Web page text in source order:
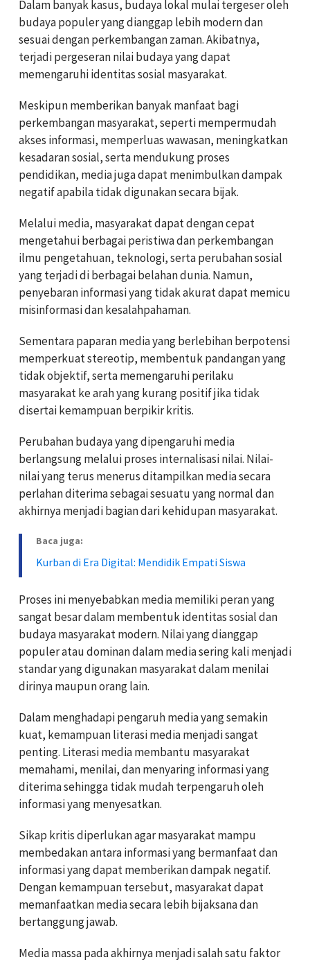
Dalam banyak kasus, budaya lokal mulai tergeser oleh
budaya populer yang dianggap lebih modern dan
sesuai dengan perkembangan zaman. Akibatnya,
terjadi pergeseran nilai budaya yang dapat
memengaruhi identitas sosial masyarakat.
Meskipun memberikan banyak manfaat bagi
perkembangan masyarakat, seperti mempermudah
akses informasi, memperluas wawasan, meningkatkan
kesadaran sosial, serta mendukung proses
pendidikan, media juga dapat menimbulkan dampak
negatif apabila tidak digunakan secara bijak.
Melalui media, masyarakat dapat dengan cepat
mengetahui berbagai peristiwa dan perkembangan
ilmu pengetahuan, teknologi, serta perubahan sosial
yang terjadi di berbagai belahan dunia. Namun,
penyebaran informasi yang tidak akurat dapat memicu
misinformasi dan kesalahpahaman.
Sementara paparan media yang berlebihan berpotensi
memperkuat stereotip, membentuk pandangan yang
tidak objektif, serta memengaruhi perilaku
masyarakat ke arah yang kurang positif jika tidak
disertai kemampuan berpikir kritis.
Perubahan budaya yang dipengaruhi media
berlangsung melalui proses internalisasi nilai. Nilai-
nilai yang terus menerus ditampilkan media secara
perlahan diterima sebagai sesuatu yang normal dan
akhirnya menjadi bagian dari kehidupan masyarakat.
Baca juga:
Kurban di Era Digital: Mendidik Empati Siswa
Proses ini menyebabkan media memiliki peran yang
sangat besar dalam membentuk identitas sosial dan
budaya masyarakat modern. Nilai yang dianggap
populer atau dominan dalam media sering kali menjadi
standar yang digunakan masyarakat dalam menilai
dirinya maupun orang lain.
Dalam menghadapi pengaruh media yang semakin
kuat, kemampuan literasi media menjadi sangat
penting. Literasi media membantu masyarakat
memahami, menilai, dan menyaring informasi yang
diterima sehingga tidak mudah terpengaruh oleh
informasi yang menyesatkan.
Sikap kritis diperlukan agar masyarakat mampu
membedakan antara informasi yang bermanfaat dan
informasi yang dapat memberikan dampak negatif.
Dengan kemampuan tersebut, masyarakat dapat
memanfaatkan media secara lebih bijaksana dan
bertanggung jawab.
Media massa pada akhirnya menjadi salah satu faktor